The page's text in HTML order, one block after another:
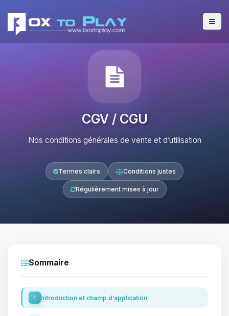
CGV / CGU
Nos conditions générales de vente et d’utilisation
Termes clairs Conditions justes
Régulièrement mises à jour
Sommaire
1 Introduction et champ d’application